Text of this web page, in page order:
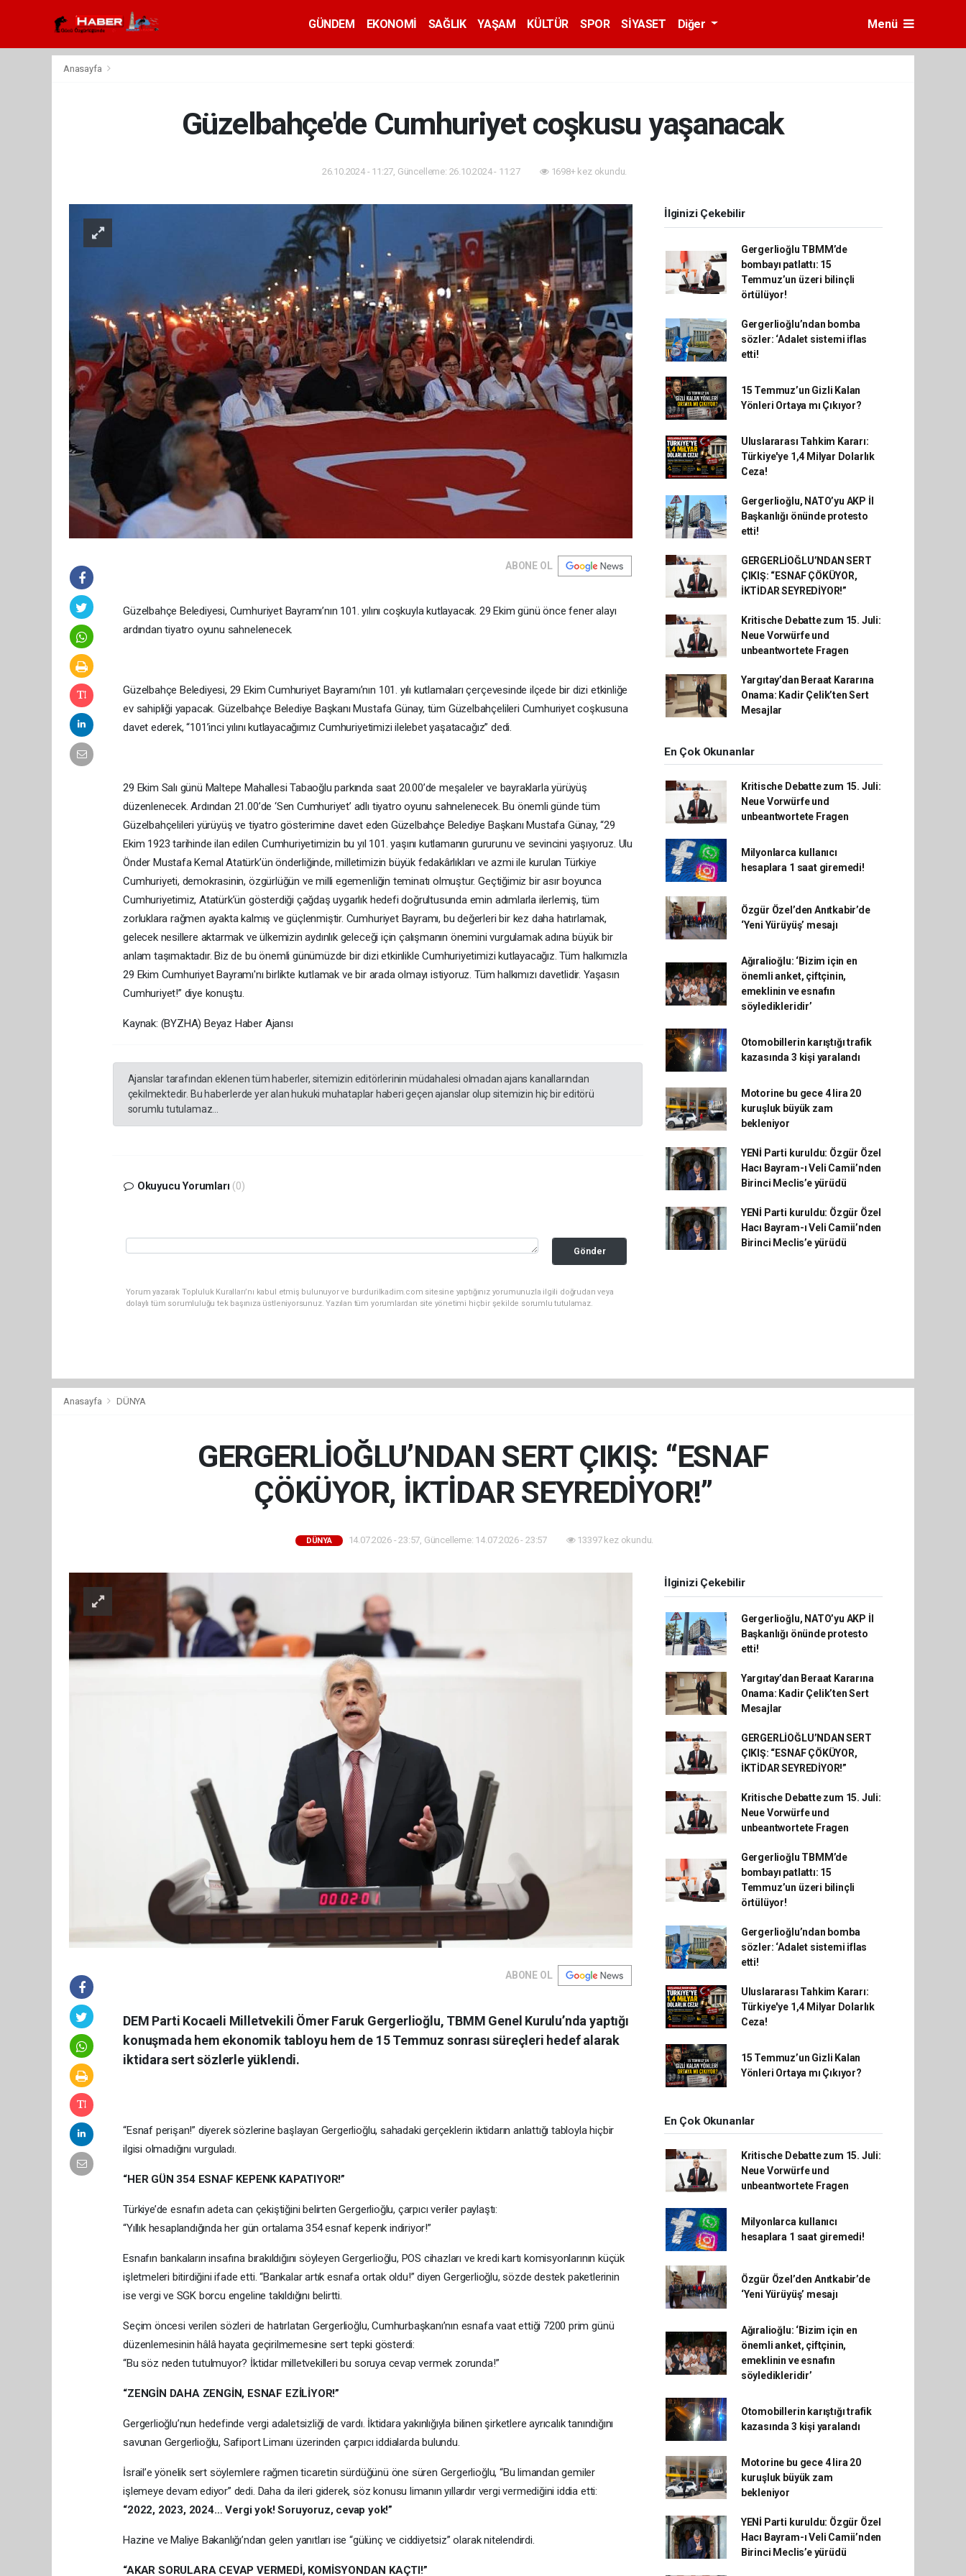
GÜNDEM EKONOMİ SAĞLIK YAŞAM KÜLTÜR SPOR SİYASET Diğer Menü
Anasayfa
Güzelbahçe'de Cumhuriyet coşkusu yaşanacak
26.10.2024 - 11:27, Güncelleme: 26.10.2024 - 11:27 1698+ kez okundu.
ABONE OL
Güzelbahçe Belediyesi, Cumhuriyet Bayramı’nın 101. yılını coşkuyla kutlayacak. 29 Ekim günü önce fener alayı
ardından tiyatro oyunu sahnelenecek.
Güzelbahçe Belediyesi, 29 Ekim Cumhuriyet Bayramı’nın 101. yılı kutlamaları çerçevesinde ilçede bir dizi etkinliğe
ev sahipliği yapacak. Güzelbahçe Belediye Başkanı Mustafa Günay, tüm Güzelbahçelileri Cumhuriyet coşkusuna
davet ederek, “101’inci yılını kutlayacağımız Cumhuriyetimizi ilelebet yaşatacağız” dedi.
29 Ekim Salı günü Maltepe Mahallesi Tabaoğlu parkında saat 20.00’de meşaleler ve bayraklarla yürüyüş
düzenlenecek. Ardından 21.00’de ‘Sen Cumhuriyet’ adlı tiyatro oyunu sahnelenecek. Bu önemli günde tüm
Güzelbahçelileri yürüyüş ve tiyatro gösterimine davet eden Güzelbahçe Belediye Başkanı Mustafa Günay, “29
Ekim 1923 tarihinde ilan edilen Cumhuriyetimizin bu yıl 101. yaşını kutlamanın gururunu ve sevincini yaşıyoruz. Ulu
Önder Mustafa Kemal Atatürk’ün önderliğinde, milletimizin büyük fedakârlıkları ve azmi ile kurulan Türkiye
Cumhuriyeti, demokrasinin, özgürlüğün ve milli egemenliğin teminatı olmuştur. Geçtiğimiz bir asır boyunca
Cumhuriyetimiz, Atatürk’ün gösterdiği çağdaş uygarlık hedefi doğrultusunda emin adımlarla ilerlemiş, tüm
zorluklara rağmen ayakta kalmış ve güçlenmiştir. Cumhuriyet Bayramı, bu değerleri bir kez daha hatırlamak,
gelecek nesillere aktarmak ve ülkemizin aydınlık geleceği için çalışmanın önemini vurgulamak adına büyük bir
anlam taşımaktadır. Biz de bu önemli günümüzde bir dizi etkinlikle Cumhuriyetimizi kutlayacağız. Tüm halkımızla
29 Ekim Cumhuriyet Bayramı'nı birlikte kutlamak ve bir arada olmayı istiyoruz. Tüm halkımızı davetlidir. Yaşasın
Cumhuriyet!” diye konuştu.
Kaynak: (BYZHA) Beyaz Haber Ajansı
Ajanslar tarafından eklenen tüm haberler, sitemizin editörlerinin müdahalesi olmadan ajans kanallarından
çekilmektedir. Bu haberlerde yer alan hukuki muhataplar haberi geçen ajanslar olup sitemizin hiç bir editörü
sorumlu tutulamaz...
Okuyucu Yorumları (0)
Gönder
Yorum yazarak Topluluk Kuralları’nı kabul etmiş bulunuyor ve burdurilkadim.com sitesine yaptığınız yorumunuzla ilgili doğrudan veya
dolaylı tüm sorumluluğu tek başınıza üstleniyorsunuz. Yazılan tüm yorumlardan site yönetimi hiçbir şekilde sorumlu tutulamaz.
İlginizi Çekebilir
Gergerlioğlu TBMM’de
bombayı patlattı: 15
Temmuz’un üzeri bilinçli
örtülüyor!
Gergerlioğlu’ndan bomba
sözler: ‘Adalet sistemi iflas
etti!
15 Temmuz’un Gizli Kalan
Yönleri Ortaya mı Çıkıyor?
Uluslararası Tahkim Kararı:
Türkiye'ye 1,4 Milyar Dolarlık
Ceza!
Gergerlioğlu, NATO’yu AKP İl
Başkanlığı önünde protesto
etti!
GERGERLİOĞLU’NDAN SERT
ÇIKIŞ: “ESNAF ÇÖKÜYOR,
İKTİDAR SEYREDİYOR!”
Kritische Debatte zum 15. Juli:
Neue Vorwürfe und
unbeantwortete Fragen
Yargıtay’dan Beraat Kararına
Onama: Kadir Çelik’ten Sert
Mesajlar
En Çok Okunanlar
Kritische Debatte zum 15. Juli:
Neue Vorwürfe und
unbeantwortete Fragen
Milyonlarca kullanıcı
hesaplara 1 saat giremedi!
Özgür Özel’den Anıtkabir’de
‘Yeni Yürüyüş’ mesajı
Ağıralioğlu: ‘Bizim için en
önemli anket, çiftçinin,
emeklinin ve esnafın
söyledikleridir’
Otomobillerin karıştığı trafik
kazasında 3 kişi yaralandı
Motorine bu gece 4 lira 20
kuruşluk büyük zam
bekleniyor
YENİ Parti kuruldu: Özgür Özel
Hacı Bayram-ı Veli Camii’nden
Birinci Meclis’e yürüdü
YENİ Parti kuruldu: Özgür Özel
Hacı Bayram-ı Veli Camii’nden
Birinci Meclis’e yürüdü
Anasayfa DÜNYA
GERGERLİOĞLU’NDAN SERT ÇIKIŞ: “ESNAF
ÇÖKÜYOR, İKTİDAR SEYREDİYOR!”
DÜNYA 14.07.2026 - 23:57, Güncelleme: 14.07.2026 - 23:57 13397 kez okundu.
ABONE OL
DEM Parti Kocaeli Milletvekili Ömer Faruk Gergerlioğlu, TBMM Genel Kurulu’nda yaptığı
konuşmada hem ekonomik tabloyu hem de 15 Temmuz sonrası süreçleri hedef alarak
iktidara sert sözlerle yüklendi.
“Esnaf perişan!” diyerek sözlerine başlayan Gergerlioğlu, sahadaki gerçeklerin iktidarın anlattığı tabloyla hiçbir
ilgisi olmadığını vurguladı.
“HER GÜN 354 ESNAF KEPENK KAPATIYOR!”
Türkiye’de esnafın adeta can çekiştiğini belirten Gergerlioğlu, çarpıcı veriler paylaştı:
“Yıllık hesaplandığında her gün ortalama 354 esnaf kepenk indiriyor!”
Esnafın bankaların insafına bırakıldığını söyleyen Gergerlioğlu, POS cihazları ve kredi kartı komisyonlarının küçük
işletmeleri bitirdiğini ifade etti. “Bankalar artık esnafa ortak oldu!” diyen Gergerlioğlu, sözde destek paketlerinin
ise vergi ve SGK borcu engeline takıldığını belirtti.
Seçim öncesi verilen sözleri de hatırlatan Gergerlioğlu, Cumhurbaşkanı’nın esnafa vaat ettiği 7200 prim günü
düzenlemesinin hâlâ hayata geçirilmemesine sert tepki gösterdi:
“Bu söz neden tutulmuyor? İktidar milletvekilleri bu soruya cevap vermek zorunda!”
“ZENGİN DAHA ZENGİN, ESNAF EZİLİYOR!”
Gergerlioğlu’nun hedefinde vergi adaletsizliği de vardı. İktidara yakınlığıyla bilinen şirketlere ayrıcalık tanındığını
savunan Gergerlioğlu, Safiport Limanı üzerinden çarpıcı iddialarda bulundu.
İsrail’e yönelik sert söylemlere rağmen ticaretin sürdüğünü öne süren Gergerlioğlu, “Bu limandan gemiler
işlemeye devam ediyor” dedi. Daha da ileri giderek, söz konusu limanın yıllardır vergi vermediğini iddia etti:
“2022, 2023, 2024… Vergi yok! Soruyoruz, cevap yok!”
Hazine ve Maliye Bakanlığı’ndan gelen yanıtları ise “gülünç ve ciddiyetsiz” olarak nitelendirdi.
“AKAR SORULARA CEVAP VERMEDİ, KOMİSYONDAN KAÇTI!”
İlginizi Çekebilir
Gergerlioğlu, NATO’yu AKP İl
Başkanlığı önünde protesto
etti!
Yargıtay’dan Beraat Kararına
Onama: Kadir Çelik’ten Sert
Mesajlar
GERGERLİOĞLU’NDAN SERT
ÇIKIŞ: “ESNAF ÇÖKÜYOR,
İKTİDAR SEYREDİYOR!”
Kritische Debatte zum 15. Juli:
Neue Vorwürfe und
unbeantwortete Fragen
Gergerlioğlu TBMM’de
bombayı patlattı: 15
Temmuz’un üzeri bilinçli
örtülüyor!
Gergerlioğlu’ndan bomba
sözler: ‘Adalet sistemi iflas
etti!
Uluslararası Tahkim Kararı:
Türkiye'ye 1,4 Milyar Dolarlık
Ceza!
15 Temmuz’un Gizli Kalan
Yönleri Ortaya mı Çıkıyor?
En Çok Okunanlar
Kritische Debatte zum 15. Juli:
Neue Vorwürfe und
unbeantwortete Fragen
Milyonlarca kullanıcı
hesaplara 1 saat giremedi!
Özgür Özel’den Anıtkabir’de
‘Yeni Yürüyüş’ mesajı
Ağıralioğlu: ‘Bizim için en
önemli anket, çiftçinin,
emeklinin ve esnafın
söyledikleridir’
Otomobillerin karıştığı trafik
kazasında 3 kişi yaralandı
Motorine bu gece 4 lira 20
kuruşluk büyük zam
bekleniyor
YENİ Parti kuruldu: Özgür Özel
Hacı Bayram-ı Veli Camii’nden
Birinci Meclis’e yürüdü